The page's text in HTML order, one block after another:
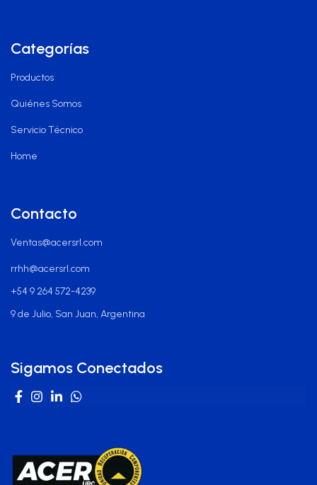
Categorías
Productos
Quiénes Somos
Servicio Técnico
Home
Contacto
Ventas@acersrl.com
rrhh@acersrl.com
+54 9 264 572-4239
9 de Julio, San Juan, Argentina
Sigamos Conectados